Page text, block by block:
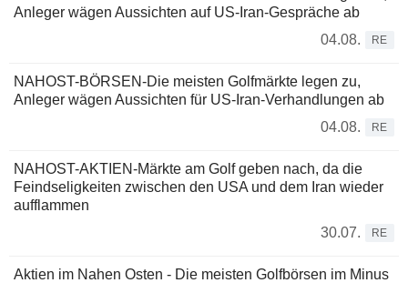
Anleger wägen Aussichten auf US-Iran-Gespräche ab
04.08.
RE
NAHOST-BÖRSEN-Die meisten Golfmärkte legen zu,
Anleger wägen Aussichten für US-Iran-Verhandlungen ab
04.08.
RE
NAHOST-AKTIEN-Märkte am Golf geben nach, da die
Feindseligkeiten zwischen den USA und dem Iran wieder
aufflammen
30.07.
RE
Aktien im Nahen Osten - Die meisten Golfbörsen im Minus